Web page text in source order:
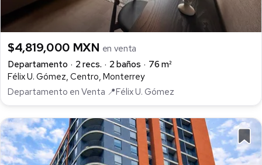
$4,819,000 MXN en venta
Departamento
2 recs. 2 baños
76 m²
Félix U. Gómez, Centro, Monterrey
Departamento en Venta 📍Félix U. Gómez